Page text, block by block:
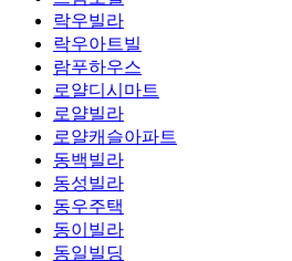
락우빌라
락우아트빌
람푸하우스
로얄디시마트
로얄빌라
로얄캐슬아파트
동백빌라
동성빌라
동우주택
동이빌라
동일빌딩